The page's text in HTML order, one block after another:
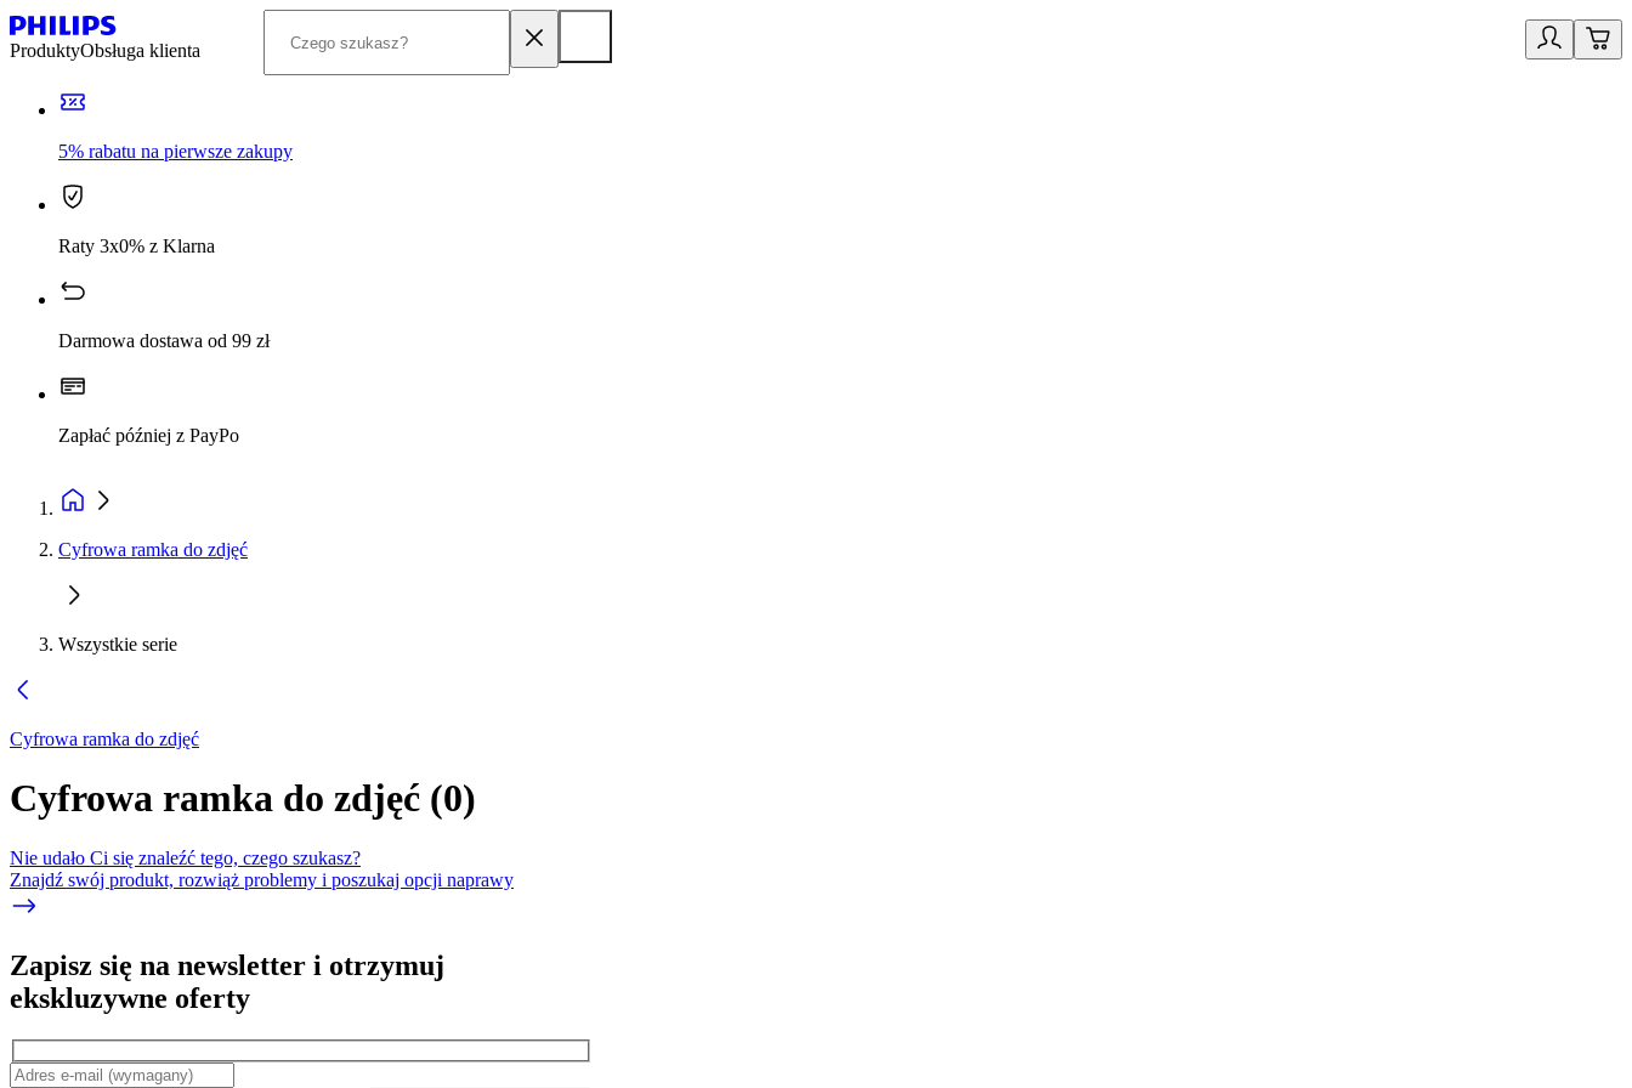
ProduktyObsługa klienta
5% rabatu na pierwsze zakupy
Raty 3x0% z Klarna
Darmowa dostawa od 99 zł
Zapłać później z PayPo
Cyfrowa ramka do zdjęć
Wszystkie serie
Cyfrowa ramka do zdjęć
Cyfrowa ramka do zdjęć (0)
Nie udało Ci się znaleźć tego, czego szukasz?
Znajdź swój produkt, rozwiąż problemy i poszukaj opcji naprawy
Zapisz się na newsletter i otrzymuj
ekskluzywne oferty